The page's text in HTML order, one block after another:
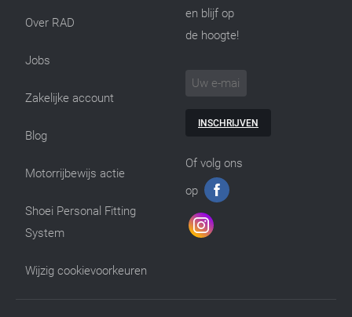
Over RAD
Jobs
Zakelijke account
Blog
Motorrijbewijs actie
Shoei Personal Fitting
System
Wijzig cookievoorkeuren
en blijf op
de hoogte!
INSCHRIJVEN
Of volg ons
op